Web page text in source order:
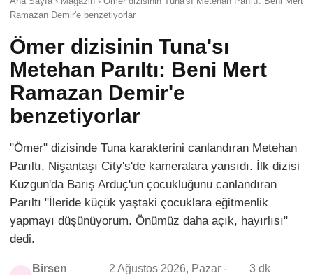
Ramazan Demir'e benzetiyorlar
Ömer dizisinin Tuna'sı
Metehan Parıltı: Beni Mert
Ramazan Demir'e
benzetiyorlar
"Ömer" dizisinde Tuna karakterini canlandıran Metehan
Parıltı, Nişantaşı City's'de kameralara yansıdı. İlk dizisi
Kuzgun'da Barış Arduç'un çocukluğunu canlandıran
Parıltı "İleride küçük yaştaki çocuklara eğitmenlik
yapmayı düşünüyorum. Önümüz daha açık, hayırlısı"
dedi.
Birsen
2 Ağustos 2026, Pazar -
3 dk